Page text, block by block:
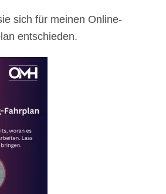
sich für meinen Online-
entschieden.